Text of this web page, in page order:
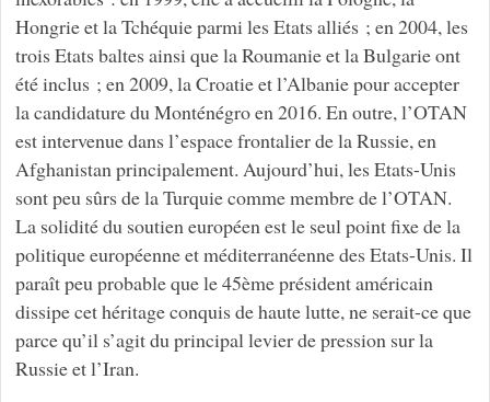
Hongrie et la Tchéquie parmi les Etats alliés ; en 2004, les
trois Etats baltes ainsi que la Roumanie et la Bulgarie ont
été inclus ; en 2009, la Croatie et l’Albanie pour accepter
la candidature du Monténégro en 2016. En outre, l’OTAN
est intervenue dans l’espace frontalier de la Russie, en
Afghanistan principalement. Aujourd’hui, les Etats-Unis
sont peu sûrs de la Turquie comme membre de l’OTAN.
La solidité du soutien européen est le seul point fixe de la
politique européenne et méditerranéenne des Etats-Unis. Il
paraît peu probable que le 45ème président américain
dissipe cet héritage conquis de haute lutte, ne serait-ce que
parce qu’il s’agit du principal levier de pression sur la
Russie et l’Iran.